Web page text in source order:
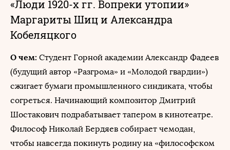
«Люди 1920-х гг. Вопреки утопии»
Маргариты Шиц и Александра
Кобеляцкого
О чем: Студент Горной академии Александр Фадеев
(будущий автор «Разгрома» и «Молодой гвардии»)
сжигает бумаги промышленного синдиката, чтобы
согреться. Начинающий композитор Дмитрий
Шостакович подрабатывает тапером в кинотеатре.
Философ Николай Бердяев собирает чемодан,
чтобы навсегда покинуть родину на «философском